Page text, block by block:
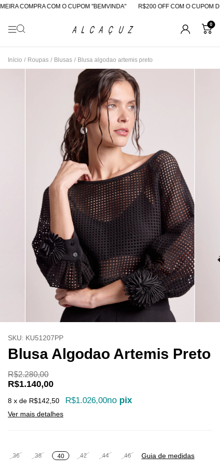
COMPRA COM O CUPOM "BEMVINDA" R$200 OFF COM O CUPOM DE
0
Início / Roupas / Blusas / Blusa algodao artemis preto
SKU: KU51207PP
Blusa Algodao Artemis Preto
R$2.280,00
R$1.140,00
8 x de R$142,50 R$1.026,00no pix
Ver mais detalhes
36 38 40 42 44 46 Guia de medidas